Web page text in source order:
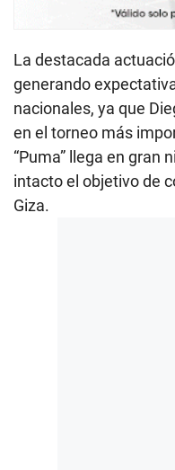
La destacada
generando
nacionales, ya que
en el torneo más
“Puma” llega en gran
intacto el objetivo de
Giza.